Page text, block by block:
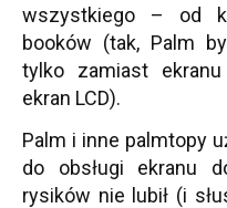
wszystkiego – od
booków (tak, Palm
tylko zamiast
ekran LCD).
Palm i inne palmtopy
do obsługi ekranu
rysików nie lubił (i